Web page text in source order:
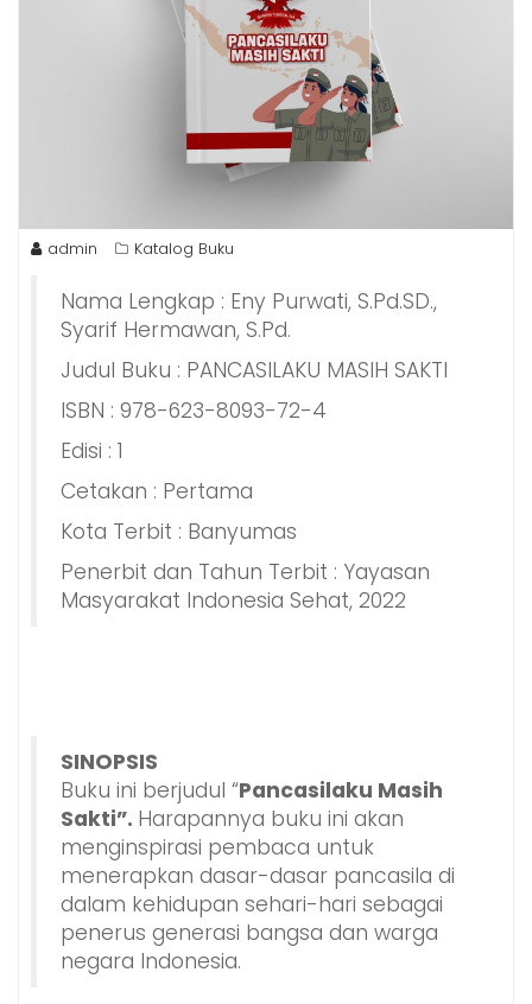
admin Katalog Buku
Nama Lengkap : Eny Purwati, S.Pd.SD.,
Syarif Hermawan, S.Pd.
Judul Buku : PANCASILAKU MASIH SAKTI
ISBN : 978-623-8093-72-4
Edisi : 1
Cetakan : Pertama
Kota Terbit : Banyumas
Penerbit dan Tahun Terbit : Yayasan
Masyarakat Indonesia Sehat, 2022
SINOPSIS
Buku ini berjudul “Pancasilaku Masih
Sakti”. Harapannya buku ini akan
menginspirasi pembaca untuk
menerapkan dasar-dasar pancasila di
dalam kehidupan sehari-hari sebagai
penerus generasi bangsa dan warga
negara Indonesia.